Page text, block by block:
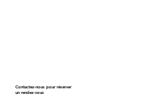
Contactez-nous pour réserver
un rendez-vous